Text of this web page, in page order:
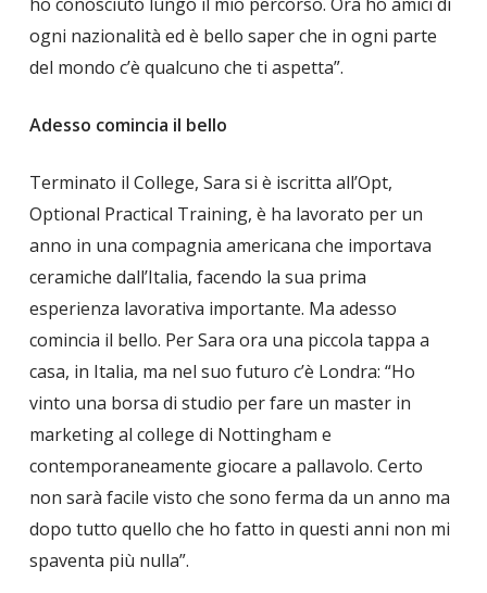
ogni nazionalità ed è bello saper che in ogni parte
del mondo c’è qualcuno che ti aspetta”.
Adesso comincia il bello
Terminato il College, Sara si è iscritta all’Opt,
Optional Practical Training, è ha lavorato per un
anno in una compagnia americana che importava
ceramiche dall’Italia, facendo la sua prima
esperienza lavorativa importante. Ma adesso
comincia il bello. Per Sara ora una piccola tappa a
casa, in Italia, ma nel suo futuro c’è Londra: “Ho
vinto una borsa di studio per fare un master in
marketing al college di Nottingham e
contemporaneamente giocare a pallavolo. Certo
non sarà facile visto che sono ferma da un anno ma
dopo tutto quello che ho fatto in questi anni non mi
spaventa più nulla”.